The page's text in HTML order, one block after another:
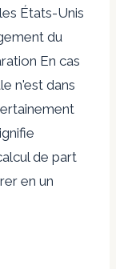
États-Unis
du
En cas
n'est dans
de part
en un